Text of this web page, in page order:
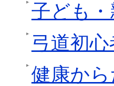
子ども
弓道初
健康か